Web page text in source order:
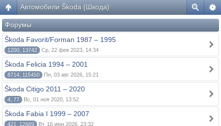
Автомобили Škoda (Шкода)
Форумы
Škoda Favorit/Forman 1987 – 1995
1200, 13742 Ср, 22 фев 2023, 14:34
Škoda Felicia 1994 – 2001
8714, 115450 Пн, 03 авг 2026, 15:21
Škoda Citigo 2011 – 2020
4, 77 Вс, 01 ноя 2020, 13:52
Škoda Fabia I 1999 – 2007
421, 12689 Вт, 16 июн 2026, 23:32